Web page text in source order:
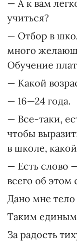
— А к вам
учиться?
— Отбор в
много
Обучение
— Какой
— 16—24 года.
— Все-таки,
чтобы
в школе,
— Есть слово
всего об
Дано мне
Таким
За радость